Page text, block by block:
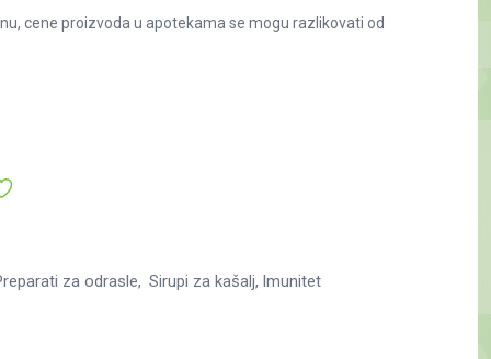
cene proizvoda u apotekama se mogu razlikovati od
za odrasle Sirupi za kašalj Imunitet